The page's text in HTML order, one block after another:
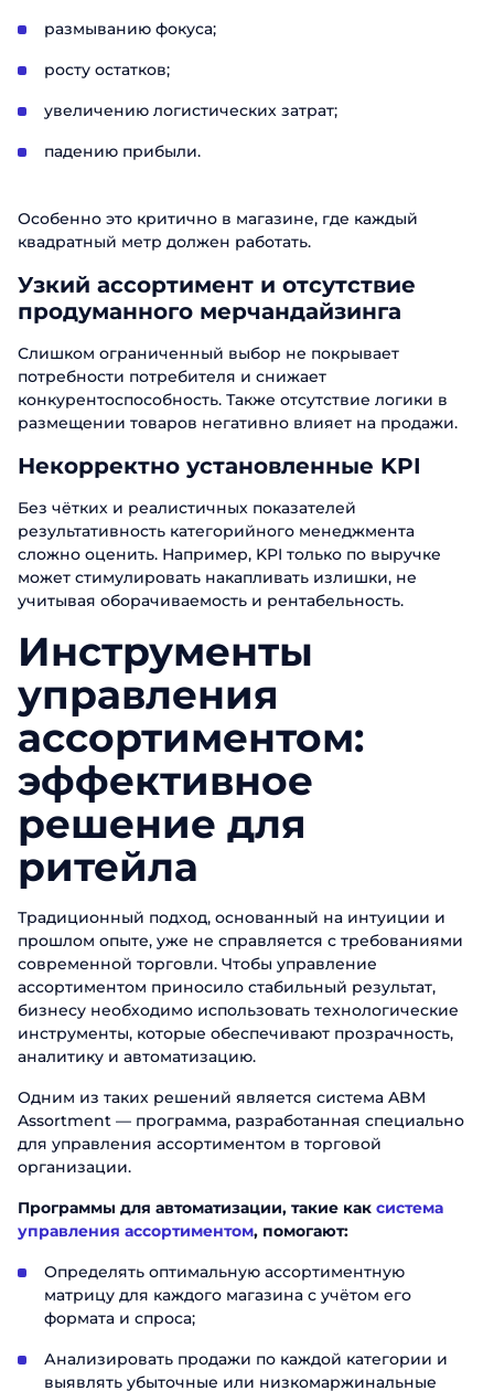
размыванию фокуса;
росту остатков;
увеличению логистических затрат;
падению прибыли.
Особенно это критично в магазине, где каждый
квадратный метр должен работать.
Узкий ассортимент и отсутствие
продуманного мерчандайзинга
Слишком ограниченный выбор не покрывает
потребности потребителя и снижает
конкурентоспособность. Также отсутствие логики в
размещении товаров негативно влияет на продажи.
Некорректно установленные KPI
Без чётких и реалистичных показателей
результативность категорийного менеджмента
сложно оценить. Например, KPI только по выручке
может стимулировать накапливать излишки, не
учитывая оборачиваемость и рентабельность.
Инструменты
управления
ассортиментом:
эффективное
решение для
ритейла
Традиционный подход, основанный на интуиции и
прошлом опыте, уже не справляется с требованиями
современной торговли. Чтобы управление
ассортиментом приносило стабильный результат,
бизнесу необходимо использовать технологические
инструменты, которые обеспечивают прозрачность,
аналитику и автоматизацию.
Одним из таких решений является система ABM
Assortment — программа, разработанная специально
для управления ассортиментом в торговой
организации.
Программы для автоматизации, такие как система
управления ассортиментом, помогают:
Определять оптимальную ассортиментную
матрицу для каждого магазина с учётом его
формата и спроса;
Анализировать продажи по каждой категории и
выявлять убыточные или низкомаржинальные